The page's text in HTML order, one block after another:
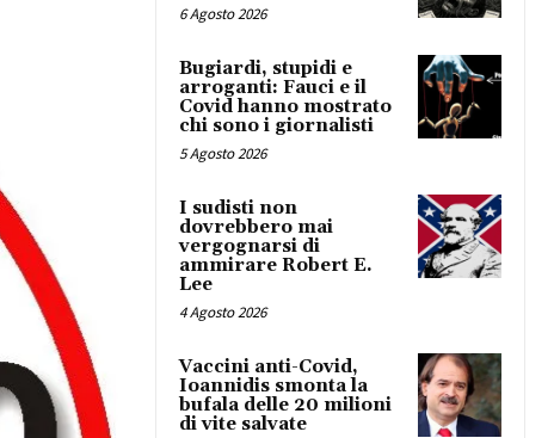
6 Agosto 2026
Bugiardi, stupidi e
arroganti: Fauci e il
Covid hanno mostrato
chi sono i giornalisti
5 Agosto 2026
I sudisti non
dovrebbero mai
vergognarsi di
ammirare Robert E.
Lee
4 Agosto 2026
Vaccini anti-Covid,
Ioannidis smonta la
bufala delle 20 milioni
di vite salvate